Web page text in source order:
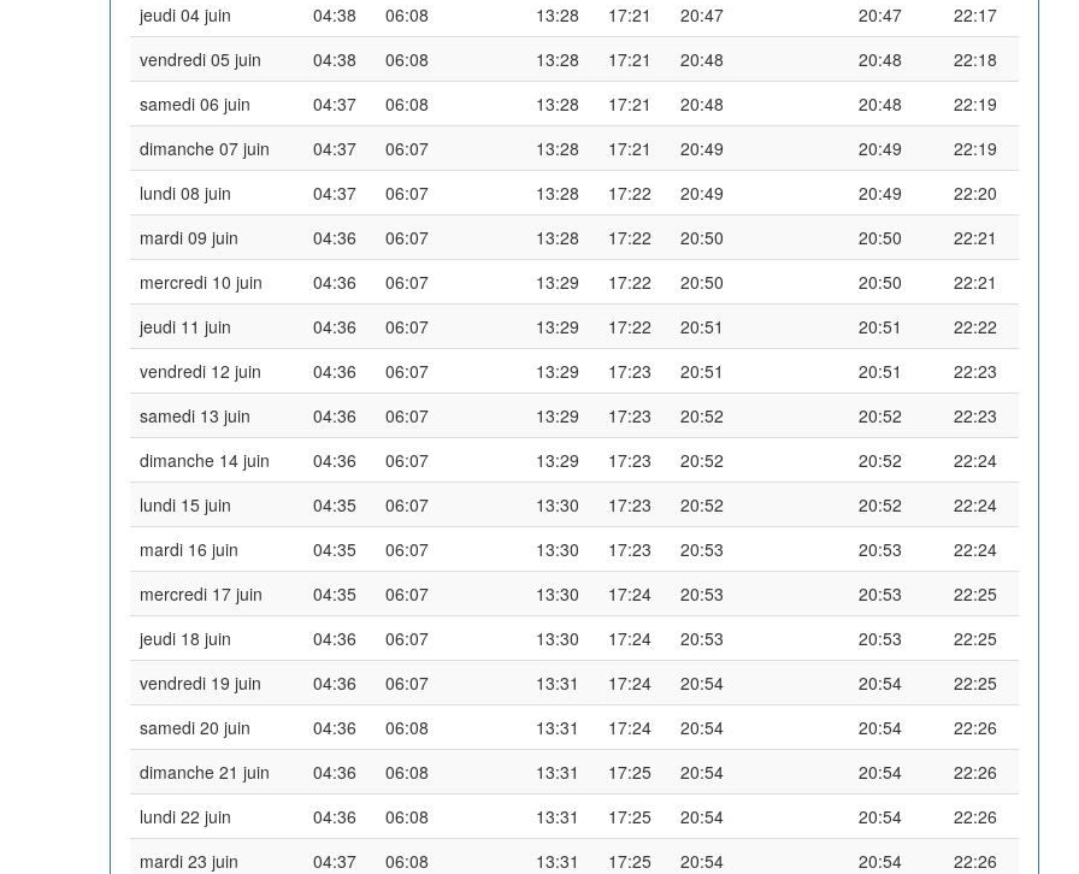
jeudi 04 juin
04:38 06:08 13:28 17:21 20:47 20:47
22:17
vendredi 05 juin
04:38 06:08 13:28 17:21 20:48 20:48
22:18
samedi 06 juin
04:37 06:08 13:28 17:21 20:48 20:48
22:19
dimanche 07 juin
04:37 06:07 13:28 17:21 20:49 20:49
22:19
lundi 08 juin
04:37 06:07 13:28 17:22 20:49 20:49
22:20
mardi 09 juin
04:36 06:07 13:28 17:22 20:50 20:50
22:21
mercredi 10 juin
04:36 06:07 13:29 17:22 20:50 20:50
22:21
jeudi 11 juin
04:36 06:07 13:29 17:22 20:51 20:51
22:22
vendredi 12 juin
04:36 06:07 13:29 17:23 20:51 20:51
22:23
samedi 13 juin
04:36 06:07 13:29 17:23 20:52 20:52
22:23
dimanche 14 juin
04:36 06:07 13:29 17:23 20:52 20:52
22:24
lundi 15 juin
04:35 06:07 13:30 17:23 20:52 20:52
22:24
mardi 16 juin
04:35 06:07 13:30 17:23 20:53 20:53
22:24
mercredi 17 juin
04:35 06:07 13:30 17:24 20:53 20:53
22:25
jeudi 18 juin
04:36 06:07 13:30 17:24 20:53 20:53
22:25
vendredi 19 juin
04:36 06:07 13:31 17:24 20:54 20:54
22:25
samedi 20 juin
04:36 06:08 13:31 17:24 20:54 20:54
22:26
dimanche 21 juin
04:36 06:08 13:31 17:25 20:54 20:54
22:26
lundi 22 juin
04:36 06:08 13:31 17:25 20:54 20:54
22:26
mardi 23 juin
04:37 06:08 13:31 17:25 20:54 20:54
22:26